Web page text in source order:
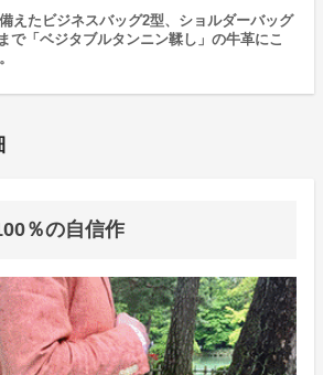
えたビジネスバッグ2型、ショルダーバッグ
で「ベジタブルタンニン鞣し」の牛革にこ
％の自信作